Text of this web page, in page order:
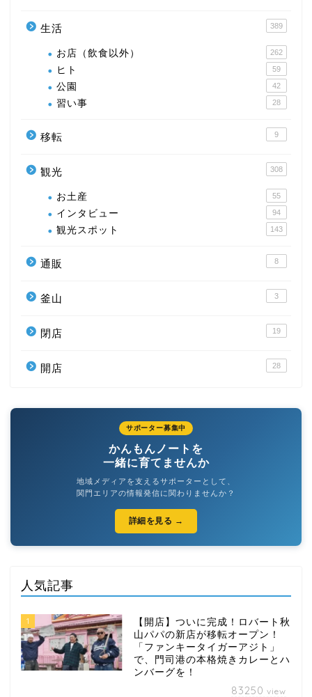
生活 389
お店（飲食以外） 262
ヒト 59
公園 42
習い事 28
移転 9
観光 308
お土産 55
インタビュー 94
観光スポット 143
通販 8
釜山 3
閉店 19
開店 28
サポーター募集中
かんもんノートを
一緒に育てませんか
地域メディアを支えるサポーターとして、
関門エリアの情報発信に関わりませんか？
詳細を見る →
人気記事
1
【開店】ついに完成！ロバート秋
山パパの新店が移転オープン！
「ファンキータイガーアジト」
で、門司港の本格焼きカレーとハ
ンバーグを！
83250 view